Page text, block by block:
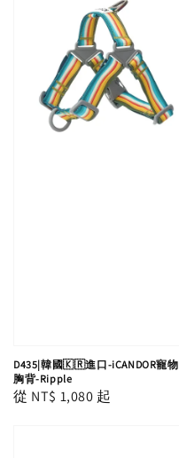
D435|韓國🇰🇷進口-iCANDOR寵物
胸背-Ripple
Regular
從 NT$ 1,080 起